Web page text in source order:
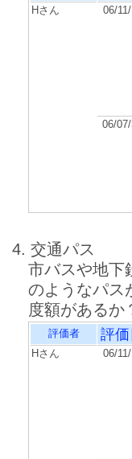
Hさん 06/
06/
4. 交通パス
市バスや地下
のようなパス
度額があるか
評価者 評
Hさん 06/